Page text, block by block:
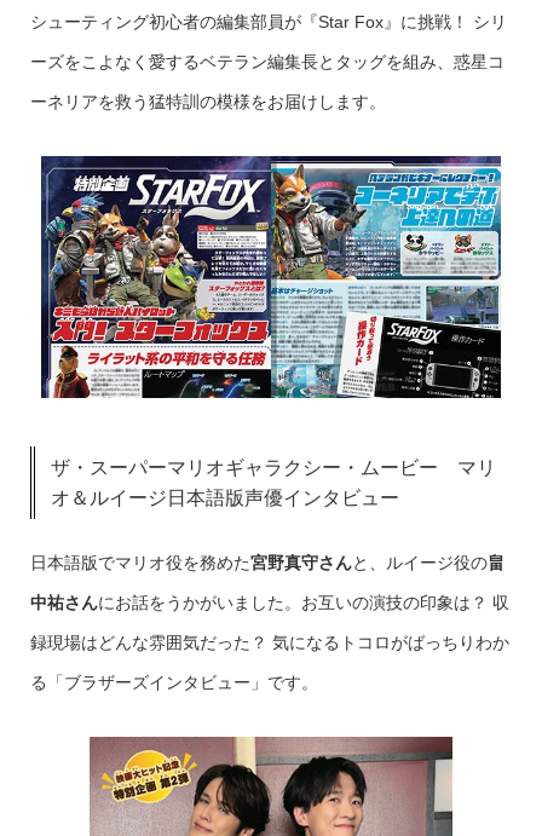
シューティング初心者の編集部員が『Star Fox』に挑戦！ シリ
ーズをこよなく愛するベテラン編集長とタッグを組み、惑星コ
ーネリアを救う猛特訓の模様をお届けします。
ザ・スーパーマリオギャラクシー・ムービー マリ
オ＆ルイージ日本語版声優インタビュー
日本語版でマリオ役を務めた宮野真守さんと、ルイージ役の畠
中祐さんにお話をうかがいました。お互いの演技の印象は？ 収
録現場はどんな雰囲気だった？ 気になるトコロがばっちりわか
る「ブラザーズインタビュー」です。